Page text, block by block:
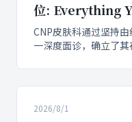
位: Everything
CNP皮肤科通过坚持
一深度面诊，确立了
家亲自把关。这种模
机构，旨在针对消费
2026/8/1